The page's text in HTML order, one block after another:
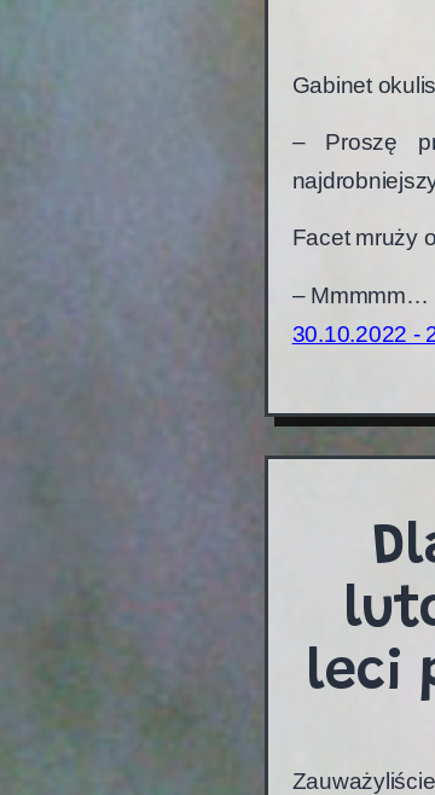
Gabinet
– Proszę
Facet mruży
– Mmmmm…
30.10.2022 -
leci